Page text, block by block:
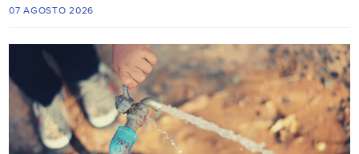
07 AGOSTO 2026